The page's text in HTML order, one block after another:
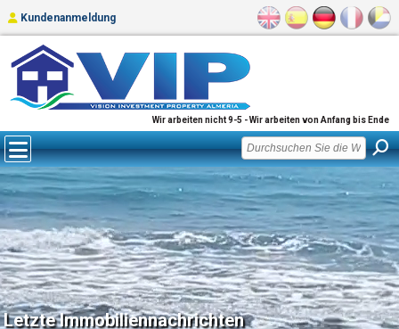
Wir arbeiten nicht 9-5 - Wir arbeiten von Anfang bis Ende
Kundenanmeldung
Letzte Immobiliennachrichten